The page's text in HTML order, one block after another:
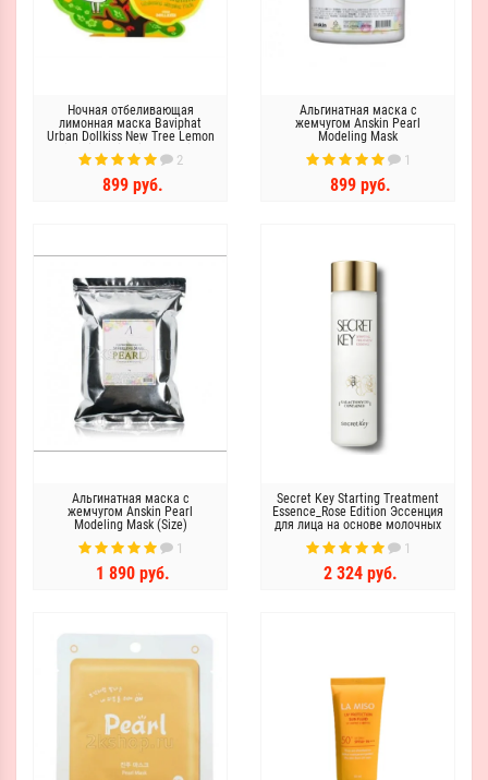
Ночная отбеливающая
лимонная маска Baviphat
Urban Dollkiss New Tree Lemon
Vitamin Whitening Sleeping
Pack
2
899 руб.
Альгинатная маска с
жемчугом Anskin Pearl
Modeling Mask
1
899 руб.
Альгинатная маска с
жемчугом Anskin Pearl
Modeling Mask (Size)
1
1 890 руб.
Secret Key Starting Treatment
Essence_Rose Edition Эссенция
для лица на основе молочных
1
2 324 руб.